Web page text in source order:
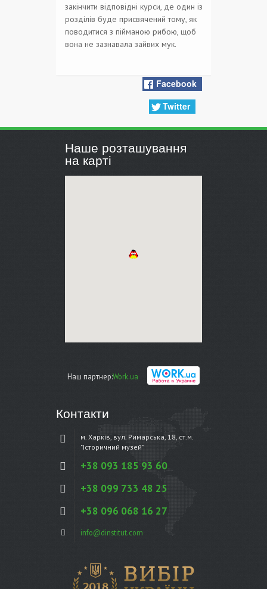
закінчити відповідні курси, де один із
розділів буде присвячений тому, як
поводитися з пійманою рибою, щоб
вона не зазнавала зайвих мук.
Facebook
Twitter
Наше розташування
на карті
Наш партнер:Work.ua
Контакти
м. Харків, вул. Римарська, 18, ст.м.
"Історичний музей"
+38 093 185 93 60
+38 099 733 48 25
+38 096 068 16 27
info@dinstitut.com